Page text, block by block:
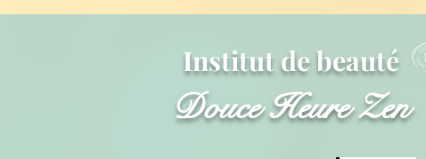
Institut de beauté
Douce Heure Zen